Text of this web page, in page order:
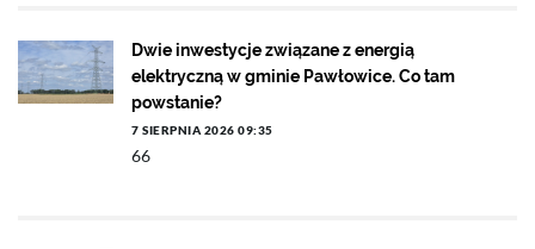
Dwie inwestycje związane z energią
elektryczną w gminie Pawłowice. Co tam
powstanie?
7 SIERPNIA 2026 09:35
66